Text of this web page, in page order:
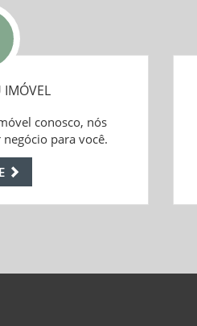
IMÓVEL
conosco, nós
para você.